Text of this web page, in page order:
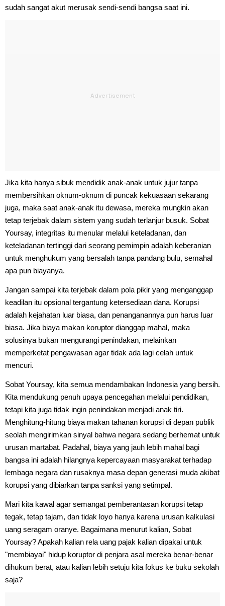
sudah sangat akut merusak sendi-sendi bangsa saat ini.
Jika kita hanya sibuk mendidik anak-anak untuk jujur tanpa
membersihkan oknum-oknum di puncak kekuasaan sekarang
juga, maka saat anak-anak itu dewasa, mereka mungkin akan
tetap terjebak dalam sistem yang sudah terlanjur busuk. Sobat
Yoursay, integritas itu menular melalui keteladanan, dan
keteladanan tertinggi dari seorang pemimpin adalah keberanian
untuk menghukum yang bersalah tanpa pandang bulu, semahal
apa pun biayanya.
Jangan sampai kita terjebak dalam pola pikir yang menganggap
keadilan itu opsional tergantung ketersediaan dana. Korupsi
adalah kejahatan luar biasa, dan penanganannya pun harus luar
biasa. Jika biaya makan koruptor dianggap mahal, maka
solusinya bukan mengurangi penindakan, melainkan
memperketat pengawasan agar tidak ada lagi celah untuk
mencuri.
Sobat Yoursay, kita semua mendambakan Indonesia yang bersih.
Kita mendukung penuh upaya pencegahan melalui pendidikan,
tetapi kita juga tidak ingin penindakan menjadi anak tiri.
Menghitung-hitung biaya makan tahanan korupsi di depan publik
seolah mengirimkan sinyal bahwa negara sedang berhemat untuk
urusan martabat. Padahal, biaya yang jauh lebih mahal bagi
bangsa ini adalah hilangnya kepercayaan masyarakat terhadap
lembaga negara dan rusaknya masa depan generasi muda akibat
korupsi yang dibiarkan tanpa sanksi yang setimpal.
Mari kita kawal agar semangat pemberantasan korupsi tetap
tegak, tetap tajam, dan tidak loyo hanya karena urusan kalkulasi
uang seragam oranye. Bagaimana menurut kalian, Sobat
Yoursay? Apakah kalian rela uang pajak kalian dipakai untuk
"membiayai" hidup koruptor di penjara asal mereka benar-benar
dihukum berat, atau kalian lebih setuju kita fokus ke buku sekolah
saja?